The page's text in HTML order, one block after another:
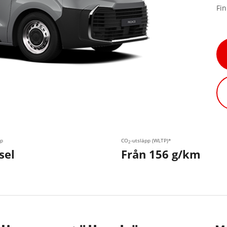
CO2-utsläpp (WLTP)*
Från 156 g/km